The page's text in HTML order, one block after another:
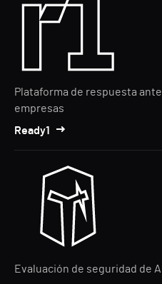
Plataforma de respuesta
empresas
Ready1
Evaluación de seguridad de